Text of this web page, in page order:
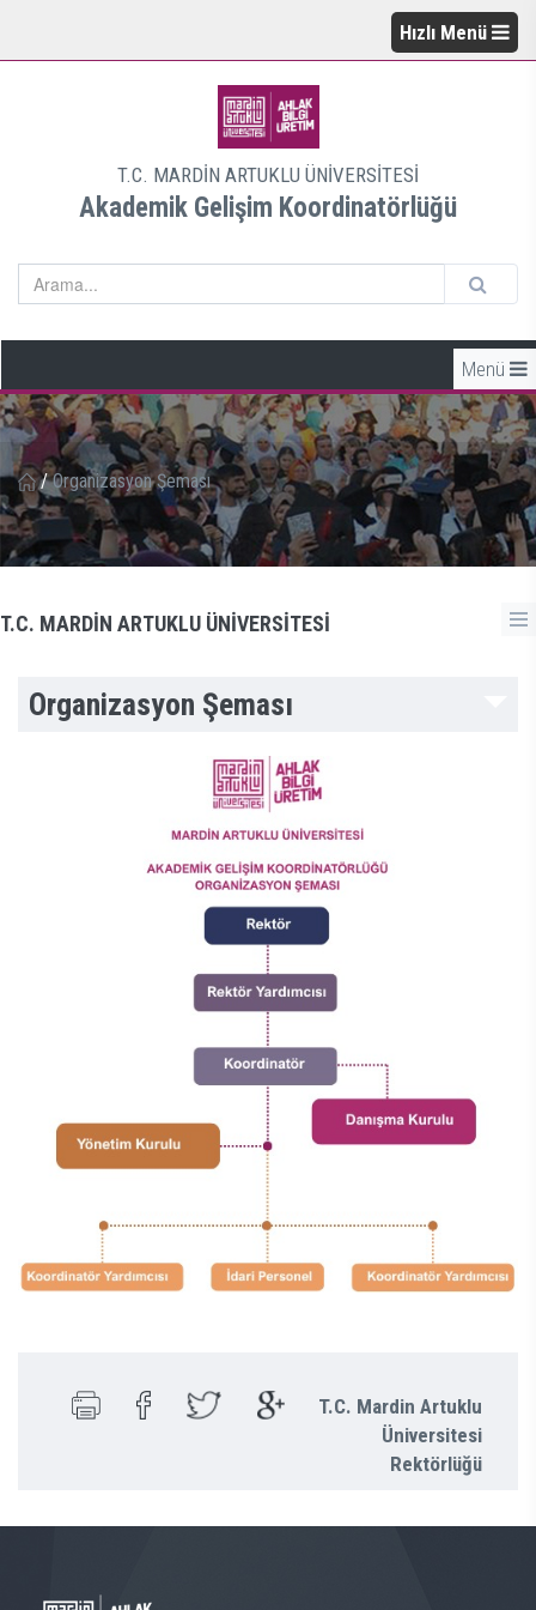
Hızlı Menü
T.C. MARDİN ARTUKLU ÜNİVERSİTESİ
Akademik Gelişim Koordinatörlüğü
Menü
/ Organizasyon Şeması
T.C. MARDİN ARTUKLU ÜNİVERSİTESİ
Organizasyon Şeması
T.C. Mardin Artuklu
Üniversitesi
Rektörlüğü